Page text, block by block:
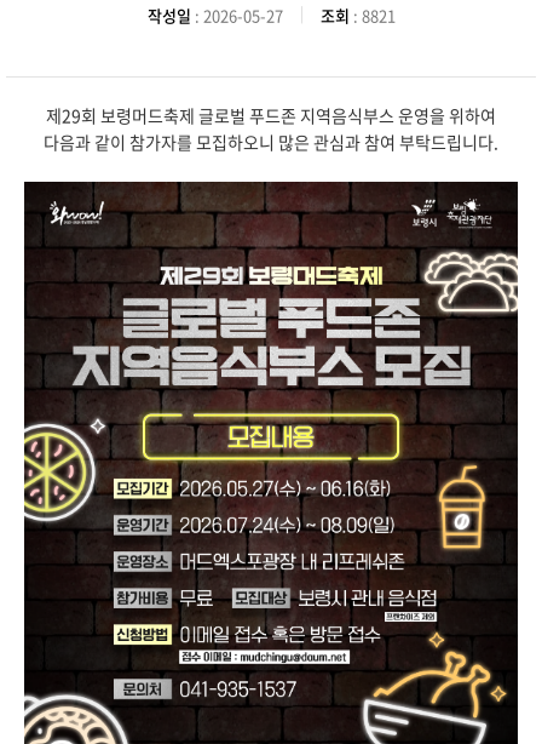
작성일 : 2026-05-27 조회 : 8821
제29회 보령머드축제 글로벌 푸드존 지역음식부스 운영을 위하여
다음과 같이 참가자를 모집하오니 많은 관심과 참여 부탁드립니다.